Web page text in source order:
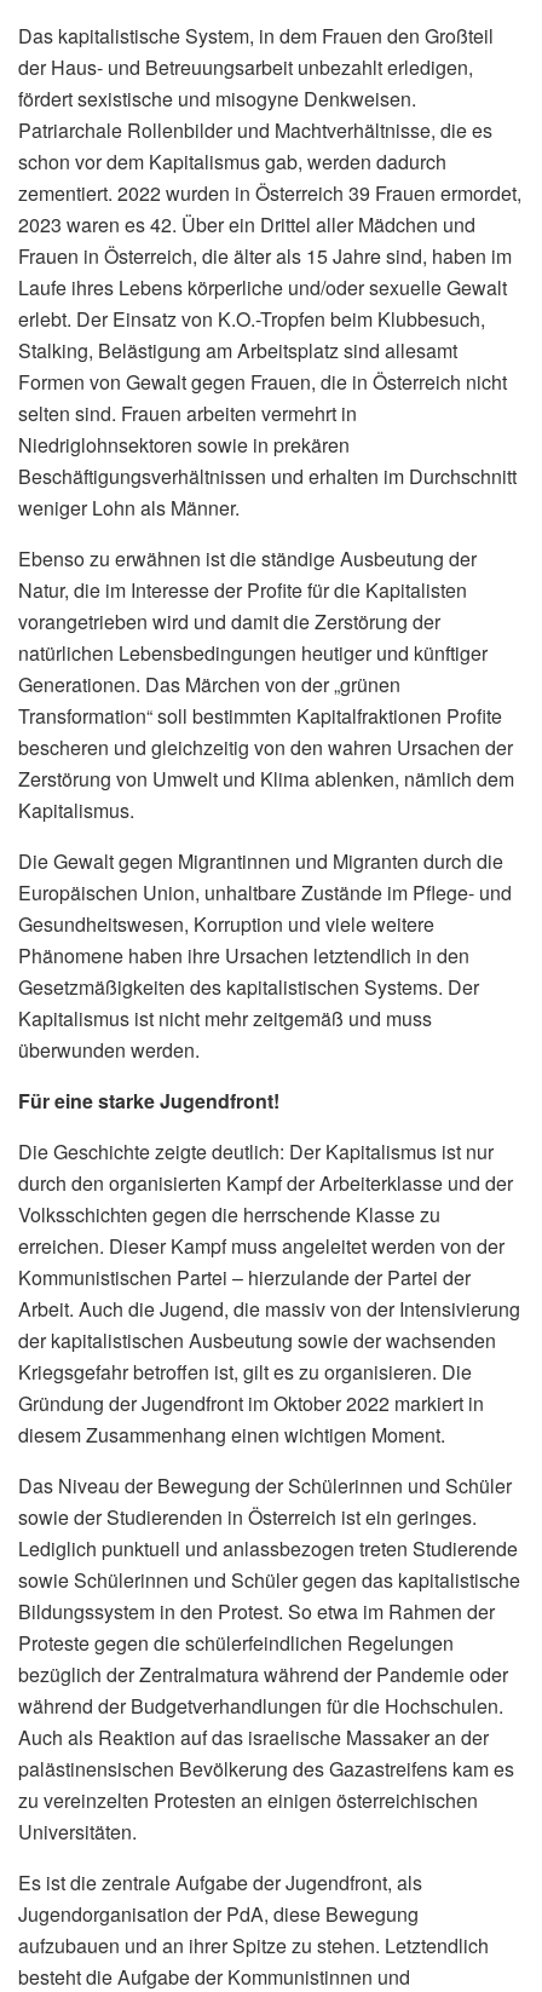
Das kapitalistische System, in dem Frauen den Großteil
der Haus- und Betreuungsarbeit unbezahlt erledigen,
fördert sexistische und misogyne Denkweisen.
Patriarchale Rollenbilder und Machtverhältnisse, die es
schon vor dem Kapitalismus gab, werden dadurch
zementiert. 2022 wurden in Österreich 39 Frauen ermordet,
2023 waren es 42. Über ein Drittel aller Mädchen und
Frauen in Österreich, die älter als 15 Jahre sind, haben im
Laufe ihres Lebens körperliche und/oder sexuelle Gewalt
erlebt. Der Einsatz von K.O.-Tropfen beim Klubbesuch,
Stalking, Belästigung am Arbeitsplatz sind allesamt
Formen von Gewalt gegen Frauen, die in Österreich nicht
selten sind. Frauen arbeiten vermehrt in
Niedriglohnsektoren sowie in prekären
Beschäftigungsverhältnissen und erhalten im Durchschnitt
weniger Lohn als Männer.
Ebenso zu erwähnen ist die ständige Ausbeutung der
Natur, die im Interesse der Profite für die Kapitalisten
vorangetrieben wird und damit die Zerstörung der
natürlichen Lebensbedingungen heutiger und künftiger
Generationen. Das Märchen von der „grünen
Transformation“ soll bestimmten Kapitalfraktionen Profite
bescheren und gleichzeitig von den wahren Ursachen der
Zerstörung von Umwelt und Klima ablenken, nämlich dem
Kapitalismus.
Die Gewalt gegen Migrantinnen und Migranten durch die
Europäischen Union, unhaltbare Zustände im Pflege- und
Gesundheitswesen, Korruption und viele weitere
Phänomene haben ihre Ursachen letztendlich in den
Gesetzmäßigkeiten des kapitalistischen Systems. Der
Kapitalismus ist nicht mehr zeitgemäß und muss
überwunden werden.
Für eine starke Jugendfront!
Die Geschichte zeigte deutlich: Der Kapitalismus ist nur
durch den organisierten Kampf der Arbeiterklasse und der
Volksschichten gegen die herrschende Klasse zu
erreichen. Dieser Kampf muss angeleitet werden von der
Kommunistischen Partei – hierzulande der Partei der
Arbeit. Auch die Jugend, die massiv von der Intensivierung
der kapitalistischen Ausbeutung sowie der wachsenden
Kriegsgefahr betroffen ist, gilt es zu organisieren. Die
Gründung der Jugendfront im Oktober 2022 markiert in
diesem Zusammenhang einen wichtigen Moment.
Das Niveau der Bewegung der Schülerinnen und Schüler
sowie der Studierenden in Österreich ist ein geringes.
Lediglich punktuell und anlassbezogen treten Studierende
sowie Schülerinnen und Schüler gegen das kapitalistische
Bildungssystem in den Protest. So etwa im Rahmen der
Proteste gegen die schülerfeindlichen Regelungen
bezüglich der Zentralmatura während der Pandemie oder
während der Budgetverhandlungen für die Hochschulen.
Auch als Reaktion auf das israelische Massaker an der
palästinensischen Bevölkerung des Gazastreifens kam es
zu vereinzelten Protesten an einigen österreichischen
Universitäten.
Es ist die zentrale Aufgabe der Jugendfront, als
Jugendorganisation der PdA, diese Bewegung
aufzubauen und an ihrer Spitze zu stehen. Letztendlich
besteht die Aufgabe der Kommunistinnen und